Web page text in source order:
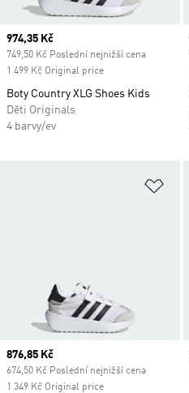
Current price
974,35 Kč
749,50 Kč Poslední nejnižší cena
1 499 Kč Original price
Boty Country XLG Shoes Kids
Děti Originals
4 barvy/ev
Current price
876,85 Kč
674,50 Kč Poslední nejnižší cena
1 349 Kč Original price